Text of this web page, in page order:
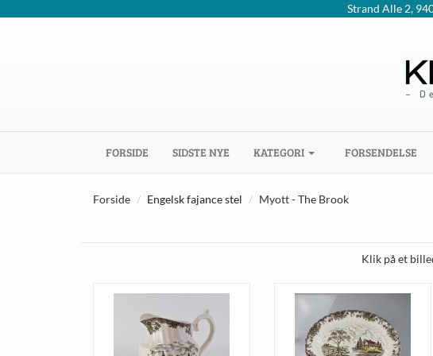
Strand Alle 2,
FORSIDE (CURRENT)
SIDSTE NYE KATEGORI FORSENDELSE
Forside Engelsk fajance stel Myott - The Brook
Klik på et